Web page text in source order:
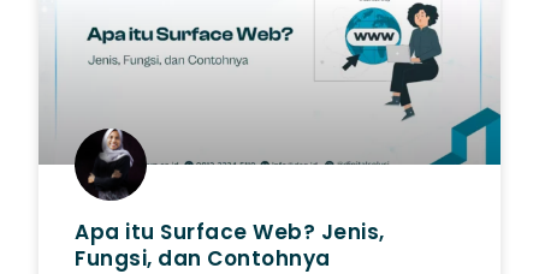
Apa itu Surface Web? Jenis,
Fungsi, dan Contohnya